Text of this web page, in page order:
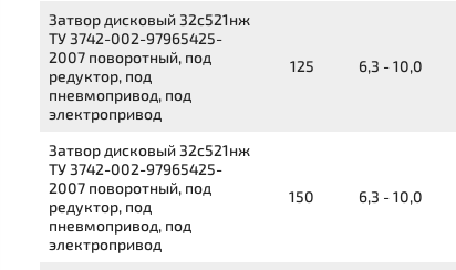
Затвор дисковый 32с521нж
ТУ 3742-002-97965425-
2007 поворотный, под
редуктор, под
пневмопривод, под
электропривод
125 6,3 - 10,0
Затвор дисковый 32с521нж
ТУ 3742-002-97965425-
2007 поворотный, под
редуктор, под
пневмопривод, под
электропривод
150 6,3 - 10,0